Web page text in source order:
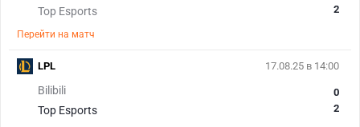
Top Esports
2
Перейти на матч
17.08.25 в 14:00
Bilibili
Top Esports
0
2
LPL